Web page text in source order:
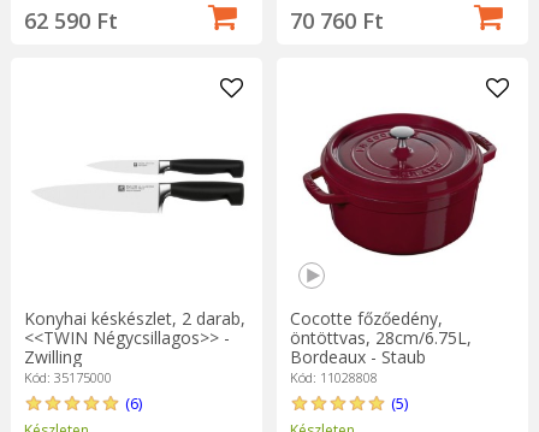
62 590 Ft 70 760 Ft
Konyhai késkészlet, 2 darab,
<<TWIN Négycsillagos>> -
Zwilling
Kód: 35175000
(6)
Cocotte főzőedény,
öntöttvas, 28cm/6.75L,
Bordeaux - Staub
Kód: 11028808
(5)